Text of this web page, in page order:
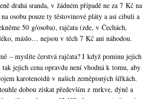
drahá sranda, v žádném případě ne za 7 Kč na
osobu pouze ty těstovinové pláty a asi cibuli a
50 g/osoba), rajčata (zde, v Čechách,
máslo… nejsou v těch 7 Kč ani náhodou.
– myslíte čerstvá rajčata? I když pominu jejich
jejich cena opravdu není vhodná k tomu, aby
karotenoidů v našich zeměpisných šířkách.
dobou získat především z mrkve, dýně a